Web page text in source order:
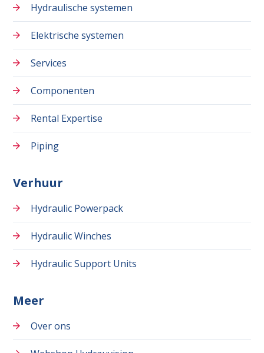
Hydraulische systemen
Elektrische systemen
Services
Componenten
Rental Expertise
Piping
Verhuur
Hydraulic Powerpack
Hydraulic Winches
Hydraulic Support Units
Meer
Over ons